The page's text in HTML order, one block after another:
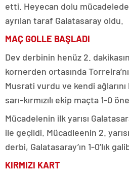
etti. Heyecan dolu
ayrılan taraf Galatasaray oldu.
MAÇ GOLLE BAŞLADI
Dev derbinin henüz 2.
kornerden ortasında
Musrati vurdu ve kendi ağlarını
sarı-kırmızılı ekip maçta 1-0
Mücadelenin ilk yarısı
ile geçildi. Mücadleenin 2.
derbi, Galatasaray’ın 1-0’lık
KIRMIZI KART